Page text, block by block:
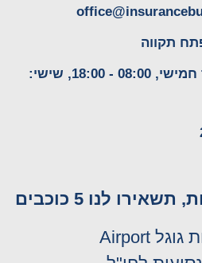
מכירות: ראשון עד חמישי, 08:00 - 18:00, שישי:
לנו 5 כוכבים